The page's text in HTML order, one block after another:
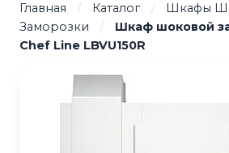
Главная / Каталог /
Шкафы
Заморозки
/
Шкаф шоковой
Chef Line LBVU150R